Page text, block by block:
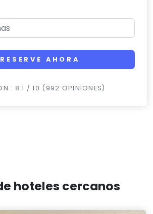
RESERVE AHORA
: 8.1 / 10 (992 OPINIONES)
hoteles cercanos